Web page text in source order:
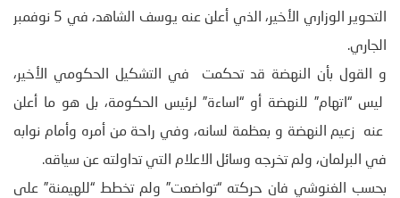
التحوير الوزاري الأخير، الذي أعلن عنه يوسف الشاهد، في 5 نوفمبر
الجاري.
و القول بأن النهضة قد تحكمت في التشكيل الحكومي الأخير،
ليس “اتهام” للنهضة أو “اساءة” لرئيس الحكومة، بل هو ما أعلن
عنه زعيم النهضة و بعظمة لسانه، وفي راحة من أمره وأمام نوابه
في البرلمان، ولم تخرجه وسائل الاعلام التي تداولته عن سياقه.
بحسب الغنوشي فان حركته “تواضعت” ولم تخطط “للهيمنة” على